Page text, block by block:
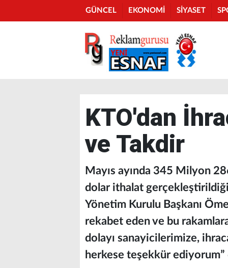
GÜNCEL EKONOMİ SİYASET
KTO'dan
ve Takdir
Mayıs ayında 345 Milyon
dolar ithalat
Yönetim Kurulu Başkanı
rekabet eden ve bu
dolayı sanayicilerimize,
herkese teşekkür ediyorum”